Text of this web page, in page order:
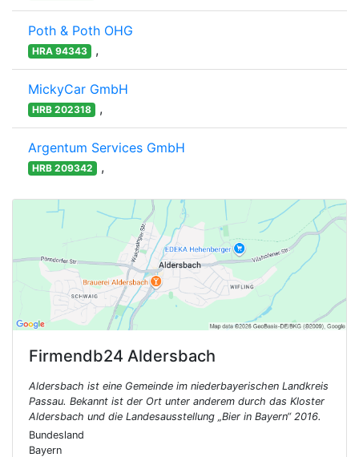
Poth & Poth OHG
HRA 94343 ,
MickyCar GmbH
HRB 202318 ,
Argentum Services GmbH
HRB 209342 ,
Firmendb24 Aldersbach
Aldersbach ist eine Gemeinde im niederbayerischen Landkreis
Passau. Bekannt ist der Ort unter anderem durch das Kloster
Aldersbach und die Landesausstellung „Bier in Bayern“ 2016.
Bundesland
Bayern